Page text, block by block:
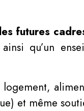
futures
qu’un
et même